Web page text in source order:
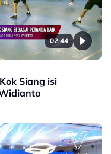
02:44
Siang isi